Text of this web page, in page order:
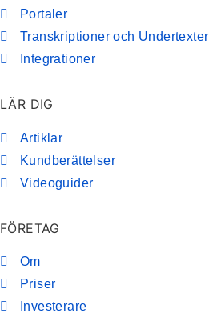
Portaler
Transkriptioner och Undertexter
Integrationer
LÄR DIG
Artiklar
Kundberättelser
Videoguider
FÖRETAG
Om
Priser
Investerare